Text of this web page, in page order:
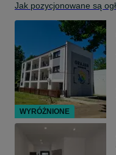
Jak pozycjonowane są
WYRÓŻNIONE